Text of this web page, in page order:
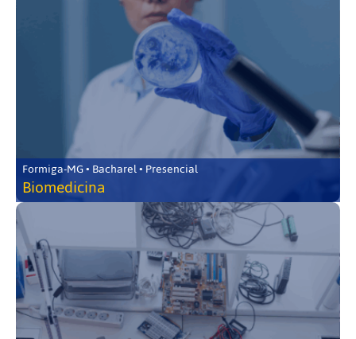
Formiga-MG • Bacharel • Presencial
Biomedicina